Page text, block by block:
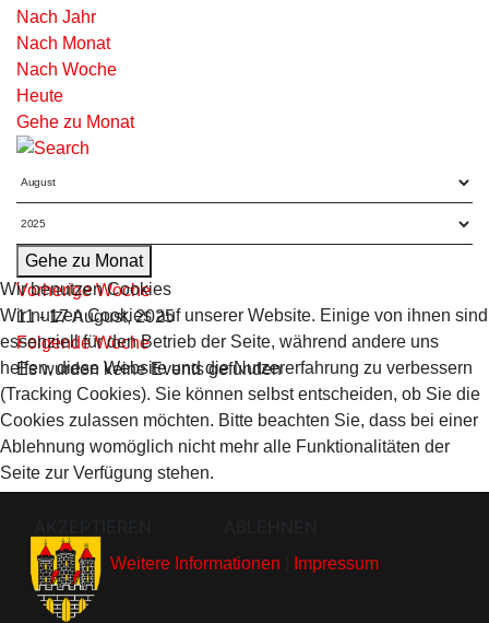
Nach Jahr
Nach Monat
Nach Woche
Heute
Gehe zu Monat
Gehe zu Monat
Vorherige Woche
11 - 17 August, 2025
Folgende Woche
Es wurden keine Events gefunden
Wir benutzen Cookies
Wir nutzen Cookies auf unserer Website. Einige von ihnen sind
essenziell für den Betrieb der Seite, während andere uns
helfen, diese Website und die Nutzererfahrung zu verbessern
(Tracking Cookies). Sie können selbst entscheiden, ob Sie die
Cookies zulassen möchten. Bitte beachten Sie, dass bei einer
Ablehnung womöglich nicht mehr alle Funktionalitäten der
Seite zur Verfügung stehen.
Weitere Informationen Impressum